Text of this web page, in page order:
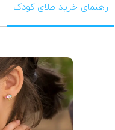
راهنمای خرید طلای کودک